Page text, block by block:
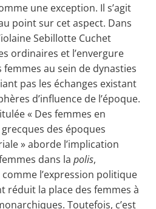
une exception. Il s’agit
point sur cet aspect. Dans
Sebillotte Cuchet
ordinaires et l’envergure
au sein de dynasties
pas les échanges existant
d’influence de l’époque.
« Des femmes en
des époques
» aborde l’implication
dans lapolis,
l’expression politique
réduit la place des femmes à
Toutefois, c’est